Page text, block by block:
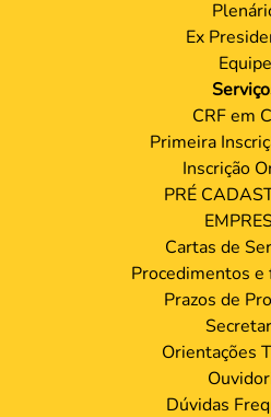
Ex
Equipe
CRF em
Primeira
Inscrição
PRÉ
Cartas de
Procedimentos
Prazos de Processos
Orientações
Dúvidas